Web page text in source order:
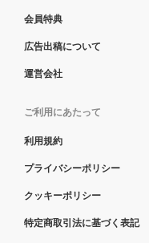
会員特典
広告出稿について
運営会社
ご利用にあたって
利用規約
プライバシーポリシー
クッキーポリシー
特定商取引法に基づく表記